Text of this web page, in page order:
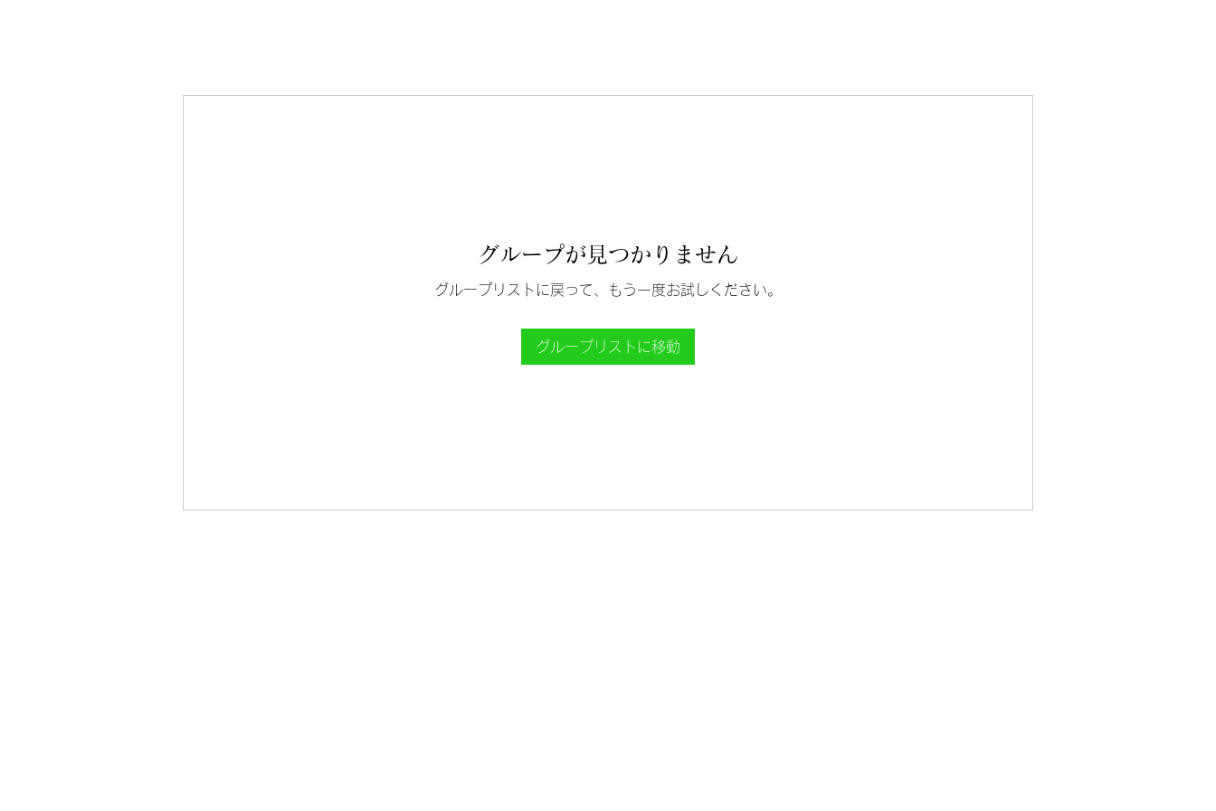
グループが見つかりません
グループリストに戻って、もう一度お試しください。
グループリストに移動